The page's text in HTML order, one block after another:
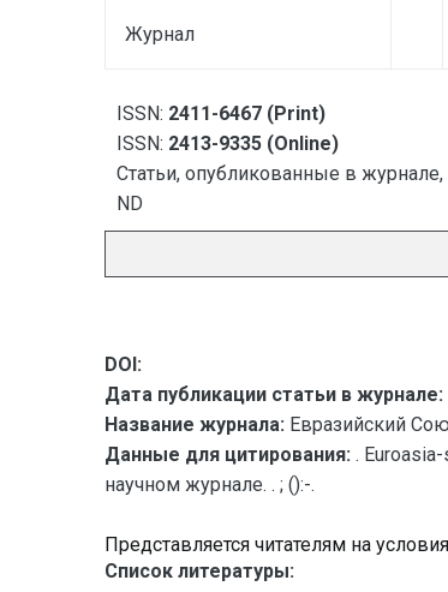
Журнал
ISSN: 2411-6467 (Print)
ISSN: 2413-9335 (Online)
Статьи, опубликованные в журнале,
ND
DOI:
Дата публикации статьи в журнале:
Название журнала: Евразийский
Данные для цитирования: .
научном журнале. . ; ():-.
Представляется читателям на
Список литературы: